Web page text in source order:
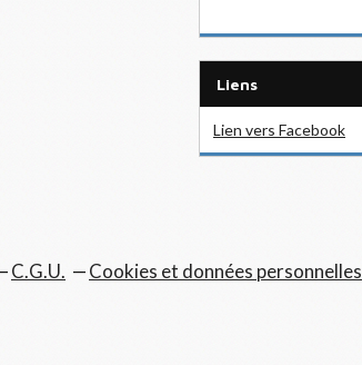
Liens
Lien vers Facebook
C.G.U. Cookies et données personnelles